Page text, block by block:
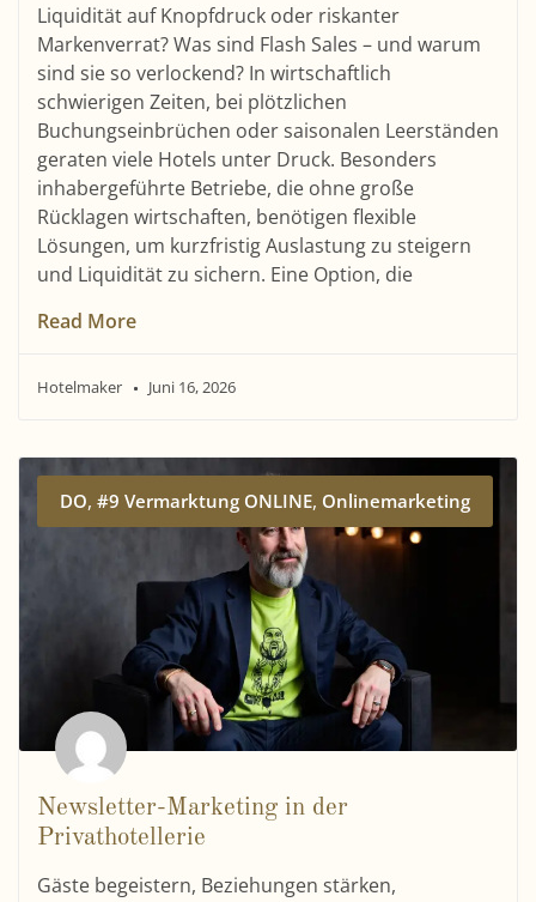
Liquidität auf Knopfdruck oder riskanter
Markenverrat? Was sind Flash Sales – und warum
sind sie so verlockend? In wirtschaftlich
schwierigen Zeiten, bei plötzlichen
Buchungseinbrüchen oder saisonalen Leerständen
geraten viele Hotels unter Druck. Besonders
inhabergeführte Betriebe, die ohne große
Rücklagen wirtschaften, benötigen flexible
Lösungen, um kurzfristig Auslastung zu steigern
und Liquidität zu sichern. Eine Option, die
Read More
Hotelmaker Juni 16, 2026
DO,#9 Vermarktung ONLINE, Onlinemarketing
Newsletter-Marketing in der
Privathotellerie
Gäste begeistern, Beziehungen stärken,